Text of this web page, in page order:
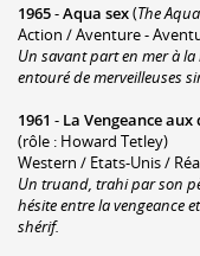
1965-Aqua sex(The
Action / Aventure -
Un savant part en mer à
entouré de merveilleuses
1961 - La Vengeance aux
(rôle : Howard Tetley)
Western / Etats-Unis /
Un truand, trahi par son
hésite entre la vengeance
shérif.